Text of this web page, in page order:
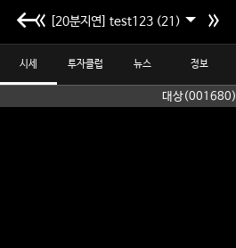
[20분지연] test123 (21)
시세 투자클럽 뉴스 정보
대상(001680)